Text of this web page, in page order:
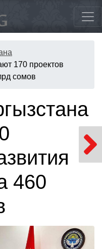
170 проектов
сомов
460